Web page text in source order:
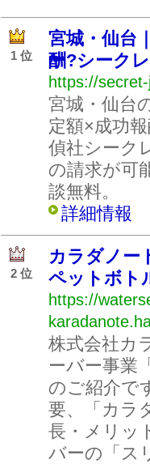
1 位
宮城・仙台
酬?シーク
https://
宮城・仙台
定額×成功
偵社シーク
の請求が可
談無料。
詳細情報
2 位
カラダノー
ペットボト
https://
株式会社カ
ーバー事業
のご紹介で
要、「カラ
長・メリッ
バーの「ス